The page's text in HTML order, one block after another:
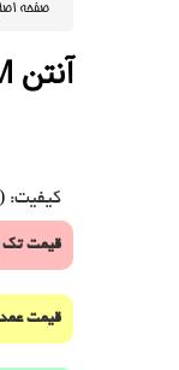
صفحه
آنتن GSM
کیفیت:
قیمت
قیمت